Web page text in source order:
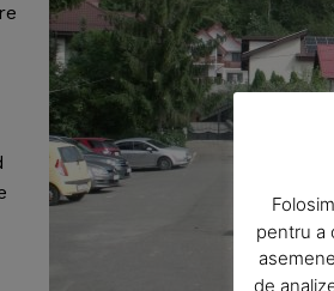
News Week
Magazine PRO
pentru a
de